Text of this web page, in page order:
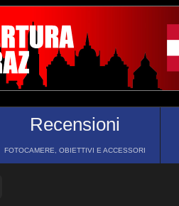
Recensioni
FOTOCAMERE, OBIETTIVI E ACCESSORI